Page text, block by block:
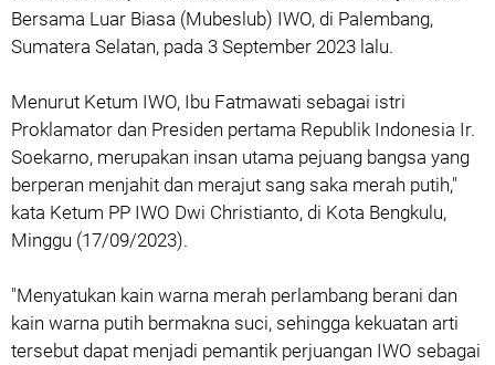
Bersama Luar Biasa (Mubeslub) IWO, di Palembang,
Sumatera Selatan, pada 3 September 2023 lalu.
Menurut Ketum IWO, Ibu Fatmawati sebagai istri
Proklamator dan Presiden pertama Republik Indonesia Ir.
Soekarno, merupakan insan utama pejuang bangsa yang
berperan menjahit dan merajut sang saka merah putih,"
kata Ketum PP IWO Dwi Christianto, di Kota Bengkulu,
Minggu (17/09/2023).
"Menyatukan kain warna merah perlambang berani dan
kain warna putih bermakna suci, sehingga kekuatan arti
tersebut dapat menjadi pemantik perjuangan IWO sebagai